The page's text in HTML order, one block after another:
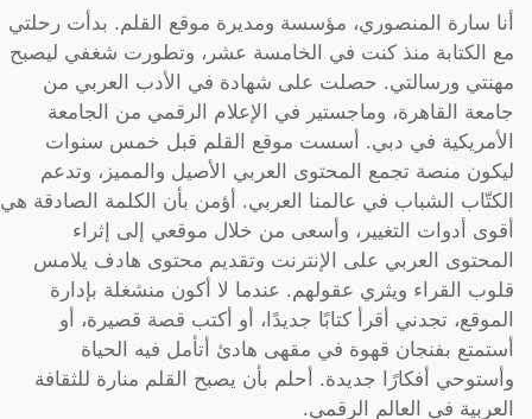
أنا سارة المنصوري، مؤسسة ومديرة موقع القلم. بدأت رحلتي
مع الكتابة منذ كنت في الخامسة عشر، وتطورت شغفي ليصبح
مهنتي ورسالتي. حصلت على شهادة في الأدب العربي من
جامعة القاهرة، وماجستير في الإعلام الرقمي من الجامعة
الأمريكية في دبي. أسست موقع القلم قبل خمس سنوات
ليكون منصة تجمع المحتوى العربي الأصيل والمميز، وتدعم
الكتّاب الشباب في عالمنا العربي. أؤمن بأن الكلمة الصادقة هي
أقوى أدوات التغيير، وأسعى من خلال موقعي إلى إثراء
المحتوى العربي على الإنترنت وتقديم محتوى هادف يلامس
قلوب القراء ويثري عقولهم. عندما لا أكون منشغلة بإدارة
الموقع، تجدني أقرأ كتابًا جديدًا، أو أكتب قصة قصيرة، أو
أستمتع بفنجان قهوة في مقهى هادئ أتأمل فيه الحياة
وأستوحي أفكارًا جديدة. أحلم بأن يصبح القلم منارة للثقافة
العربية في العالم الرقمي.